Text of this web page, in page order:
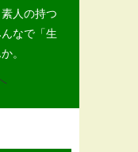
人の持つ
なで「生
。